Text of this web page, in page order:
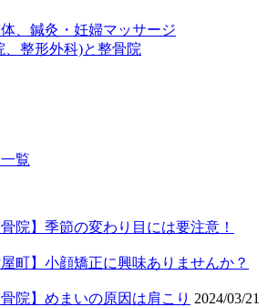
、鍼灸・妊婦マッサージ
、整形外科)と整骨院
覧
骨院】季節の変わり目には要注意！
屋町】小顔矯正に興味ありませんか？
骨院】めまいの原因は肩こり 2024/03/21